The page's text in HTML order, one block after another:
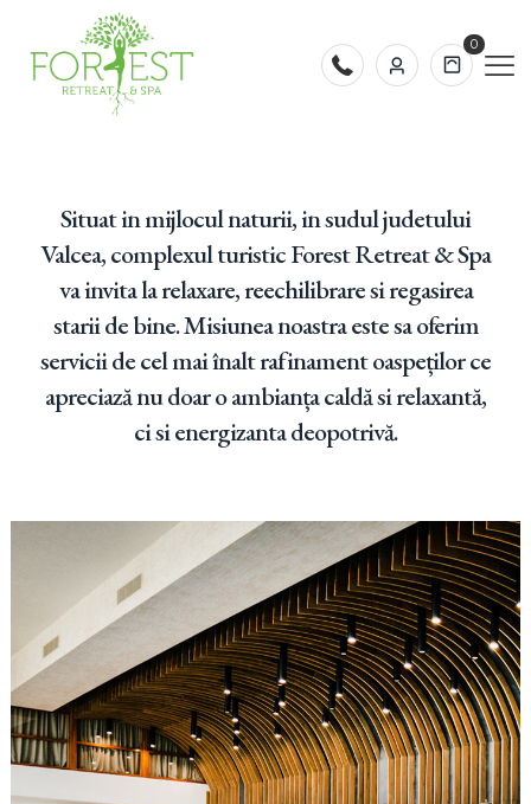
0
Situat in mijlocul naturii, in sudul judetului
Valcea, complexul turistic Forest Retreat & Spa
va invita la relaxare, reechilibrare si regasirea
starii de bine. Misiunea noastra este sa oferim
servicii de cel mai înalt rafinament oaspeților ce
apreciază nu doar o ambianța caldă si relaxantă,
ci si energizanta deopotrivă.